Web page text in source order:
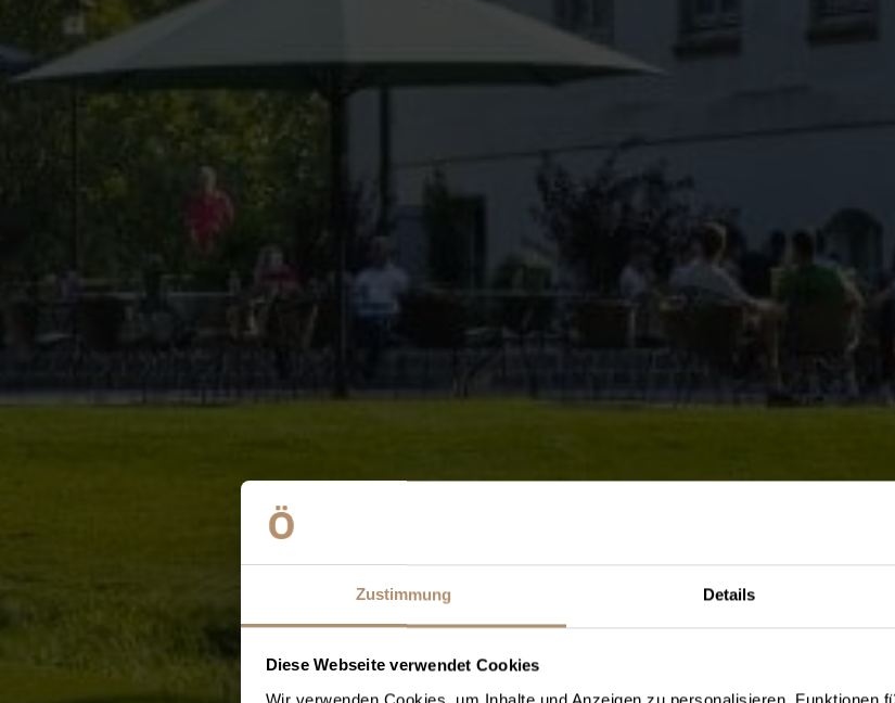
Zustimmung Details
Diese Webseite verwendet Cookies